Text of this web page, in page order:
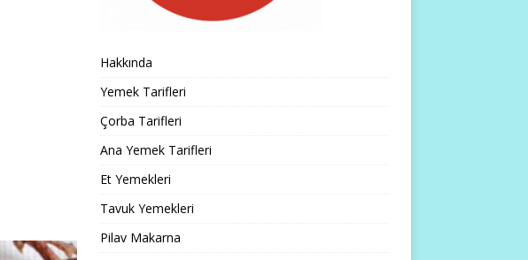
Hakkında
Yemek Tarifleri
Çorba Tarifleri
Ana Yemek Tarifleri
Et Yemekleri
Tavuk Yemekleri
Pilav Makarna